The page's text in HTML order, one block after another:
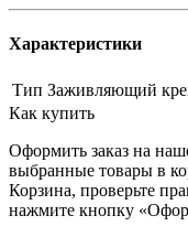
Характеристики
Тип Заживляющий
Как купить
Оформить заказ на
выбранные товары в
Корзина, проверьте
нажмите кнопку